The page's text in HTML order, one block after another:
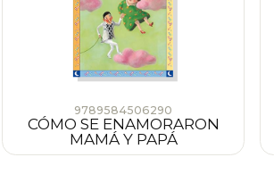
9789584506290
CÓMO SE ENAMORARON
MAMÁ Y PAPÁ